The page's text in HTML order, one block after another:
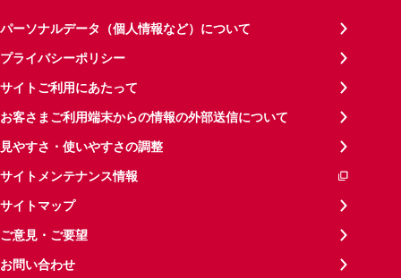
パーソナルデータ（個人情報など）について
プライバシーポリシー
サイトご利用にあたって
お客さまご利用端末からの情報の外部送信について
見やすさ・使いやすさの調整
サイトメンテナンス情報
サイトマップ
ご意見・ご要望
お問い合わせ